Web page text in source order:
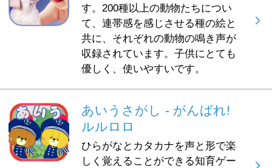
す。200種以上の動物たちについ
て、連帯感を感じさせる種の絵と
共に、それぞれの動物の鳴き声が
収録されています。子供にとても
優しく、使いやすいです。
あいうさがし - がんばれ!
ルルロロ
ひらがなとカタカナを声と形で楽
しく覚えることができる知育ゲー